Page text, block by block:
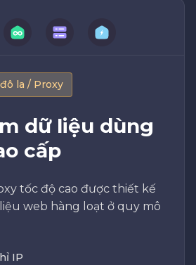
la / Proxy
dữ liệu dùng
cấp
tốc độ cao được thiết kế
web hàng loạt ở quy mô
IP